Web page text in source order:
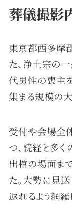
葬儀撮影
東京都西多摩
た、浄土宗の
代男性の喪主
集まる規模の
受付や会場全
つ、読経と多
出棺の場面ま
た。大勢に見
返れるよう網羅